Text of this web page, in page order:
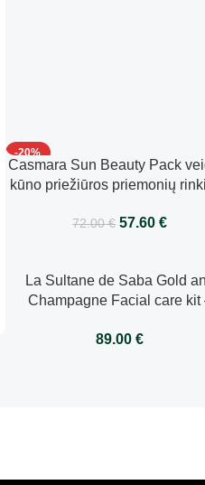
-20%
Casmara Sun Beauty Pack
kūno priežiūros priemonių
Lotion
72.00€ 57.60€
La Sultane de Saba Gold
Champagne Facial care kit
aukso veido priežiūros
89.00€